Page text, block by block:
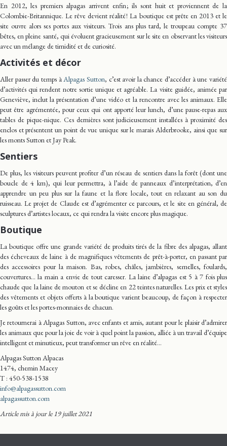
En 2012, les premiers alpagas arrivent enfin ; ils sont huit et proviennent de la
Colombie-Britannique. Le rêve devient réalité ! La boutique est prête en 2013 et le
site ouvre alors ses portes aux visiteurs. Trois ans plus tard, le troupeau compte 37
bêtes, en pleine santé, qui évoluent gracieusement sur le site en observant les visiteurs
avec un mélange de timidité et de curiosité.
Activités et décor
Aller passer du temps àAlpagas Sutton, c’est avoir la chance d’accéder à une variété
d’activités qui rendent notre sortie unique et agréable. La visite guidée, animée par
Geneviève, inclut la présentation d’une vidéo et la rencontre avec les animaux. Elle
peut être agrémentée, pour ceux qui ont apporté leur lunch, d’une pause-repas aux
tables de pique-nique. Ces dernières sont judicieusement installées à proximité des
enclos et présentent un point de vue unique sur le marais Alderbrooke, ainsi que sur
les monts Sutton et Jay Peak.
Sentiers
De plus, les visiteurs peuvent profiter d’un réseau de sentiers dans la forêt (dont une
boucle de 4 km), qui leur permettra, à l’aide de panneaux d’interprétation, d’en
apprendre un peu plus sur la faune et la flore locale, tout en relaxant au son du
ruisseau. Le projet de Claude est d’agrémenter ce parcours, et le site en général, de
sculptures d’artistes locaux, ce qui rendra la visite encore plus magique.
Boutique
La boutique offre une grande variété de produits tirés de la fibre des alpagas, allant
des écheveaux de laine à de magnifiques vêtements de prêt-à-porter, en passant par
des accessoires pour la maison. Bas, robes, châles, jambières, semelles, foulards,
couvertures… la main a envie de tout caresser. La laine d’alpagas est 5 à 7 fois plus
chaude que la laine de mouton et se décline en 22 teintes naturelles. Les prix et styles
des vêtements et objets offerts à la boutique varient beaucoup, de façon à respecter
les goûts et les portes-monnaies de chacun.
Je retournerai à Alpagas Sutton, avec enfants et amis, autant pour le plaisir d’admirer
les animaux que pour la joie de voir à quel point la passion, alliée à un travail d’équipe
intelligent et minutieux, peut transformer un rêve en réalité…
Alpagas Sutton Alpacas
1474, chemin Macey
T : 450-538-1538
info@alpagassutton.com
alpagassutton.com
Article mis à jour le 19 juillet 2021